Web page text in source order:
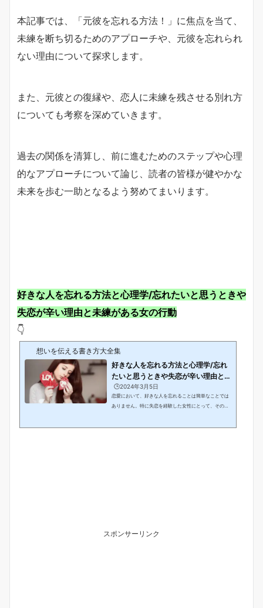
本記事では、「元彼を忘れる方法！」に焦点を当て、
未練を断ち切るためのアプローチや、元彼を忘れられ
ない理由について探求します。
また、元彼との復縁や、恋人に未練を残させる別れ方
についても考察を深めていきます。
過去の関係を清算し、前に進むためのステップや心理
的なアプローチについて論じ、読者の皆様が健やかな
未来を歩む一助となるよう努めてまいります。
好きな人を忘れる方法と心理学/忘れたいと思うときや
失恋が辛い理由と未練がある女の行動
👇
想いを伝える書き方大全集
好きな人を忘れる方法と心理学/忘れ
たいと思うときや失恋が辛い理由と未
練がある女...
🕒️2024年3月5日
恋愛において、好きな人を忘れることは簡単なことでは
ありません。特に失恋を経験した女性にとって、その過
スポンサーリンク